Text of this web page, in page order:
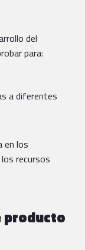
del
para:
a diferentes
en los
recursos
producto